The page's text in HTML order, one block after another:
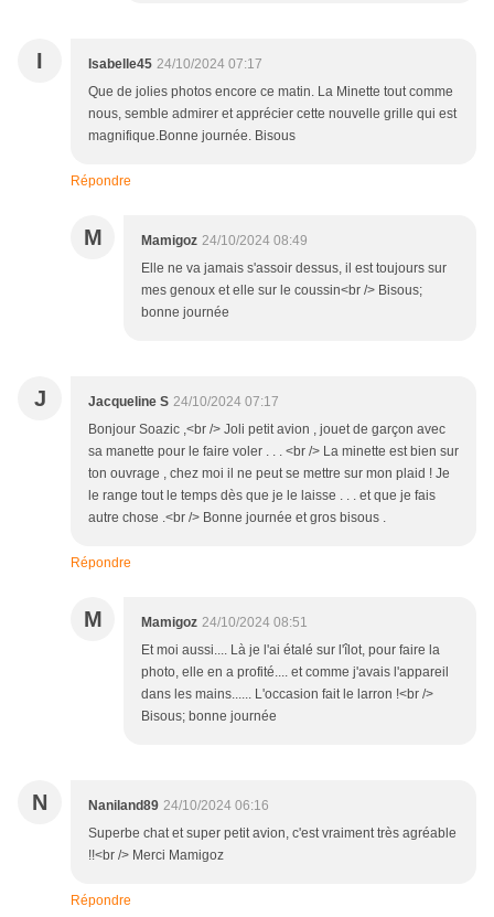
I Isabelle45 24/10/2024 07:17
Que de jolies photos encore ce matin. La Minette tout comme
nous, semble admirer et apprécier cette nouvelle grille qui est
magnifique.Bonne journée. Bisous
Répondre
M Mamigoz 24/10/2024 08:49
Elle ne va jamais s'assoir dessus, il est toujours sur
mes genoux et elle sur le coussin<br /> Bisous;
bonne journée
J Jacqueline S 24/10/2024 07:17
Bonjour Soazic ,<br /> Joli petit avion , jouet de garçon avec
sa manette pour le faire voler . . . <br /> La minette est bien sur
ton ouvrage , chez moi il ne peut se mettre sur mon plaid ! Je
le range tout le temps dès que je le laisse . . . et que je fais
autre chose .<br /> Bonne journée et gros bisous .
Répondre
M Mamigoz 24/10/2024 08:51
Et moi aussi.... Là je l'ai étalé sur l'îlot, pour faire la
photo, elle en a profité.... et comme j'avais l'appareil
dans les mains...... L'occasion fait le larron !<br />
Bisous; bonne journée
N Naniland89 24/10/2024 06:16
Superbe chat et super petit avion, c'est vraiment très agréable
!!<br /> Merci Mamigoz
Répondre